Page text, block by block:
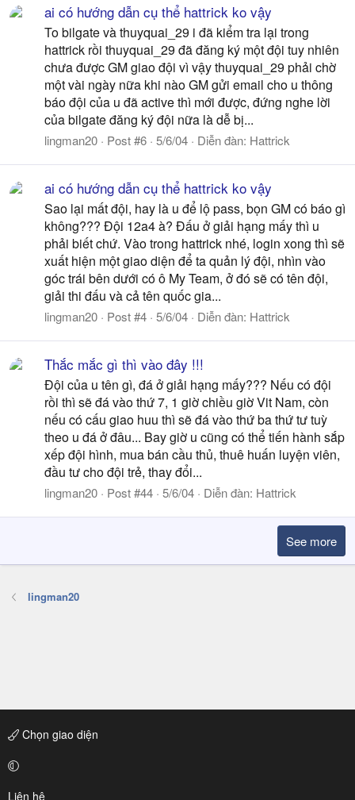
ai có hướng dẫn cụ thể hattrick ko vậy
To bilgate và thuyquai_29 i đã kiểm tra lại trong
hattrick rồi thuyquai_29 đã đăng ký một đội tuy nhiên
chưa được GM giao đội vì vậy thuyquai_29 phải chờ
một vài ngày nữa khi nào GM gửi email cho u thông
báo đội của u đã active thì mới được, đứng nghe lời
của bilgate đăng ký đội nữa là dễ bị...
lingman20 Post #6 5/6/04 Diễn đàn: Hattrick
ai có hướng dẫn cụ thể hattrick ko vậy
Sao lại mất đội, hay là u để lộ pass, bọn GM có báo gì
không??? Đội 12a4 à? Đấu ở giải hạng mấy thì u
phải biết chứ. Vào trong hattrick nhé, login xong thì sẽ
xuất hiện một giao diện để ta quản lý đội, nhìn vào
góc trái bên dưới có ô My Team, ở đó sẽ có tên đội,
giải thi đấu và cả tên quốc gia...
lingman20 Post #4 5/6/04 Diễn đàn: Hattrick
Thắc mắc gì thì vào đây !!!
Đội của u tên gì, đá ở giải hạng mấy??? Nếu có đội
rồi thì sẽ đá vào thứ 7, 1 giờ chiều giờ Vit Nam, còn
nếu có cấu giao huu thì sẽ đá vào thứ ba thứ tư tuỳ
theo u đá ở đâu... Bay giờ u cũng có thể tiến hành sắp
xếp đội hình, mua bán cầu thủ, thuê huấn luyện viên,
đầu tư cho đội trẻ, thay đổi...
lingman20 Post #44 5/6/04 Diễn đàn: Hattrick
See more
lingman20
Chọn giao diện
Liên hệ